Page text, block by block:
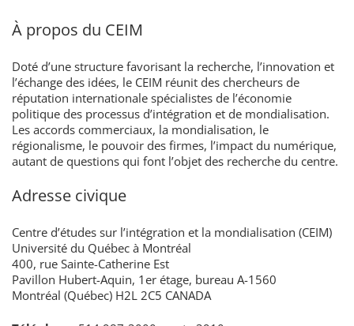
À propos du CEIM
Doté d’une structure favorisant la recherche, l’innovation et
l’échange des idées, le CEIM réunit des chercheurs de
réputation internationale spécialistes de l’économie
politique des processus d’intégration et de mondialisation.
Les accords commerciaux, la mondialisation, le
régionalisme, le pouvoir des firmes, l’impact du numérique,
autant de questions qui font l’objet des recherche du centre.
Adresse civique
Centre d’études sur l’intégration et la mondialisation (CEIM)
Université du Québec à Montréal
400, rue Sainte-Catherine Est
Pavillon Hubert-Aquin, 1er étage, bureau A-1560
Montréal (Québec) H2L 2C5 CANADA